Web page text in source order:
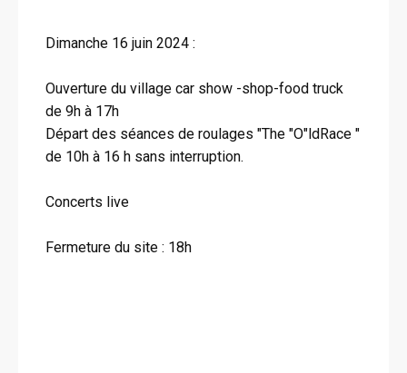
Dimanche 16 juin 2024 :
Ouverture du village car show -shop-food truck
de 9h à 17h
Départ des séances de roulages "The "O"ldRace "
de 10h à 16 h sans interruption.
Concerts live
Fermeture du site : 18h